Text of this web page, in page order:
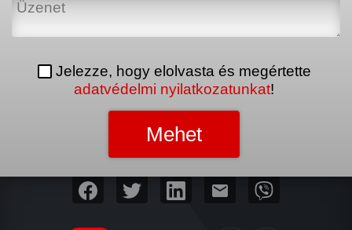
Jelezze, hogy elolvasta és megértette
adatvédelmi nyilatkozatunkat!
mail